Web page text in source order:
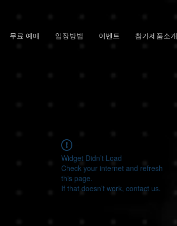
무료 예매 입장방법 이벤트 참가제품소개
Widget Didn’t Load
Check your internet and refresh
this page.
If that doesn’t work, contact us.